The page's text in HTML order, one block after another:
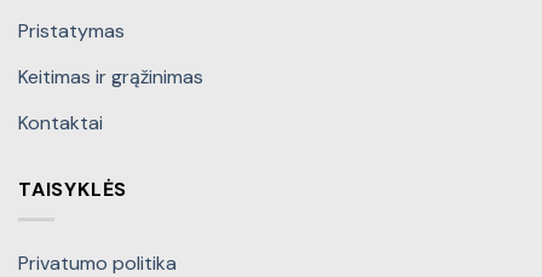
Pristatymas
Keitimas ir grąžinimas
Kontaktai
TAISYKLĖS
Privatumo politika